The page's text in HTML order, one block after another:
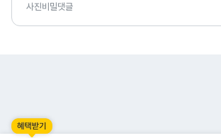
사진비밀댓글